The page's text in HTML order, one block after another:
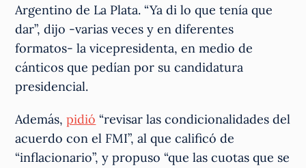
Argentino de La Plata. “Ya di lo que tenía que
dar”, dijo -varias veces y en diferentes
formatos- la vicepresidenta, en medio de
cánticos que pedían por su candidatura
presidencial.
Además,pidió “revisar las condicionalidades del
acuerdo con el FMI”, al que calificó de
“inflacionario”, y propuso “que las cuotas que se